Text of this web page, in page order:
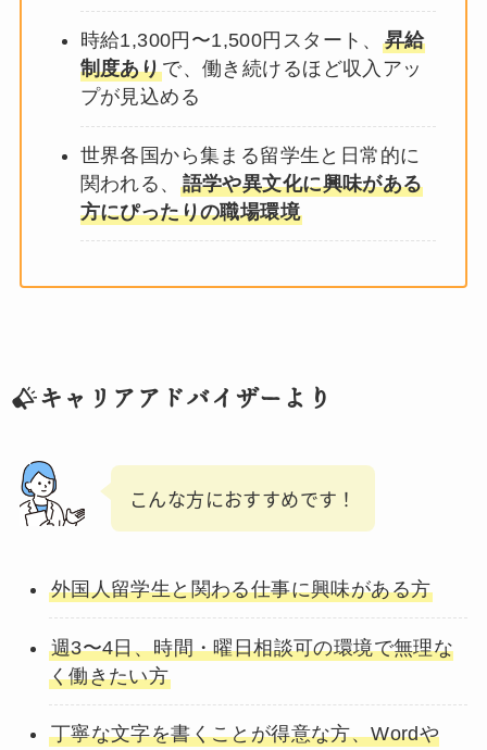
時給1,300円〜1,500円スタート、 昇給
制度ありで、働き続けるほど収入アッ
プが見込める
世界各国から集まる留学生と日常的に
関われる、 語学や異文化に興味がある
方にぴったりの職場環境
キャリアアドバイザーより
こんな方におすすめです！
外国人留学生と関わる仕事に興味がある方
週3〜4日、時間・曜日相談可の環境で無理な
く働きたい方
丁寧な文字を書くことが得意な方、Wordや